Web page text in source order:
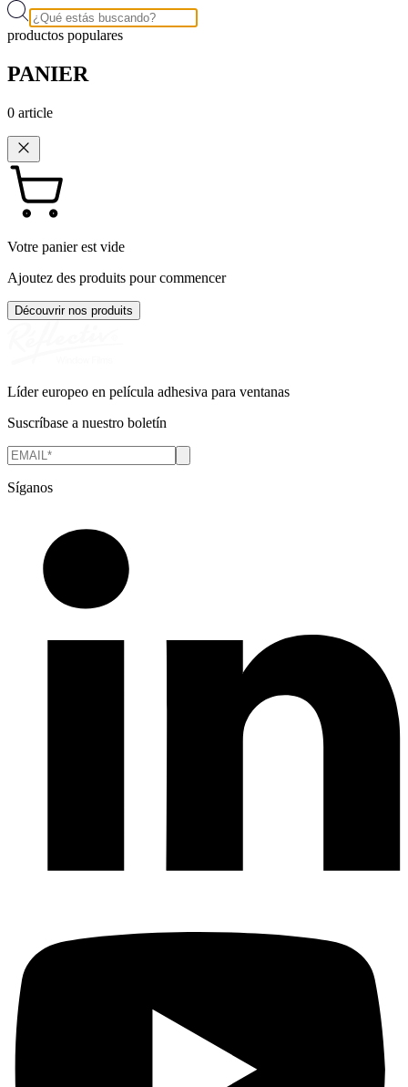
productos populares
PANIER
0 article
Votre panier est vide
Ajoutez des produits pour commencer
Découvrir nos produits
Líder europeo en película adhesiva para ventanas
Suscríbase a nuestro boletín
Síganos